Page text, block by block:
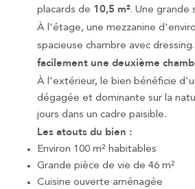
placards de 10,5 m². Une grande
À l'étage, une mezzanine
spacieuse chambre avec
facilement une deuxième
À l'extérieur, le bien bénéficie
dégagée et dominante sur la
jours dans un cadre paisible.
Les atouts du bien :
Environ 100 m² habitables
Grande pièce de vie de 46 m²
Cuisine ouverte aménagée